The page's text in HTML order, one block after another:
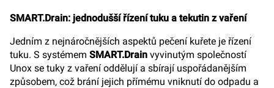
SMART.Drain: jednodušší řízení tuku a tekutin z vaření
Jedním z nejnáročnějších aspektů pečení kuřete je řízení
tuku. S systémem SMART.Drain vyvinutým společností
Unox se tuky z vaření oddělují a sbírají uspořádanějším
způsobem, což brání jejich přímému vniknutí do odpadu a